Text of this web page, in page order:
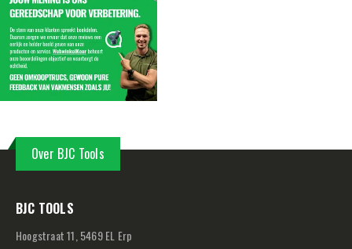
Over BJC Tools
BJC TOOLS
Hoogstraat 11, 5469 EL Erp